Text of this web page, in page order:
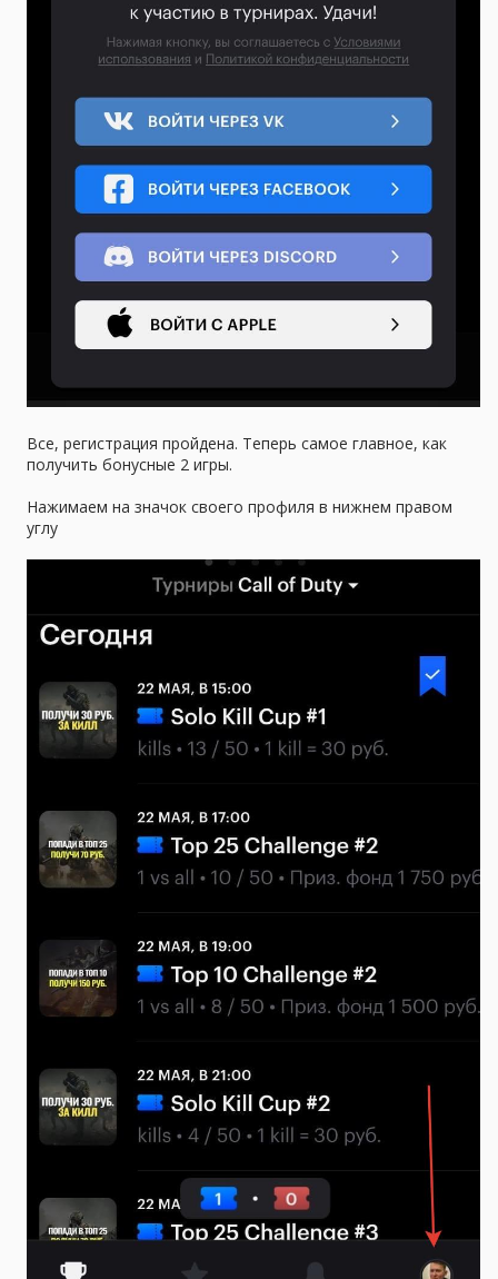
Все, регистрация пройдена. Теперь самое главное, как
получить бонусные 2 игры.
Нажимаем на значок своего профиля в нижнем правом
углу